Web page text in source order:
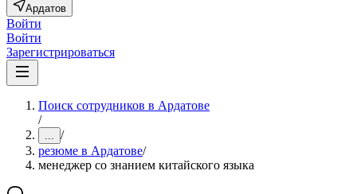
Ардатов
Войти
Войти
Зарегистрироваться
Поиск сотрудников в Ардатове
/
... /
резюме в Ардатове/
менеджер со знанием китайского языка